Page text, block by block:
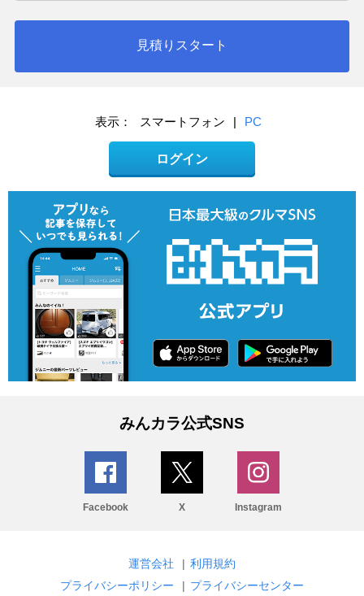
見積りスタート
表示： スマートフォン | PC
ログイン
みんカラ公式SNS
Facebook X Instagram
運営会社 | 利用規約
プライバシーポリシー
| プライバシーセンター